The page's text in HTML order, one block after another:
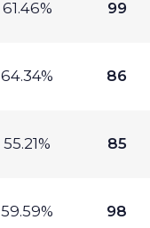
61.46% 99
64.34% 86
55.21% 85
59.59% 98